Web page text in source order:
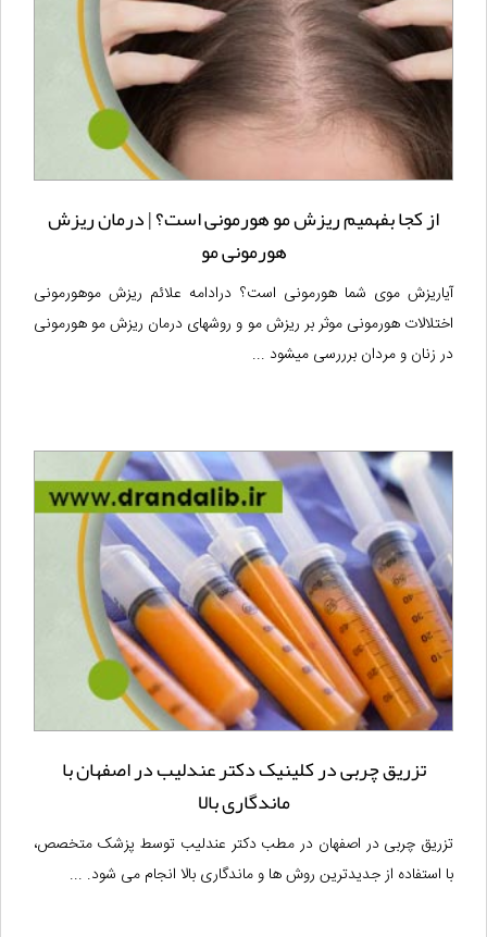
از کجا بفهمیم ریزش مو هورمونی است؟ | درمان ریزش
هورمونی مو
آیاریزش موی شما هورمونی است؟ درادامه علائم ریزش موهورمونی
اختلالات هورمونی موثر بر ریزش مو و روشهای درمان ریزش مو هورمونی
در زنان و مردان برررسی میشود ...
تزریق چربی در کلینیک دکتر عندلیب در اصفهان با
ماندگاری بالا
تزریق چربی در اصفهان در مطب دکتر عندلیب توسط پزشک متخصص،
با استفاده از جدیدترین روش ها و ماندگاری بالا انجام می شود. ...